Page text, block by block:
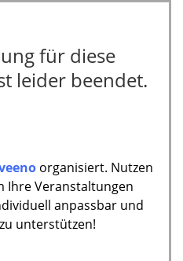
für diese
leider beendet.
organisiert. Nutzen
Ihre Veranstaltungen
anpassbar und
unterstützen!